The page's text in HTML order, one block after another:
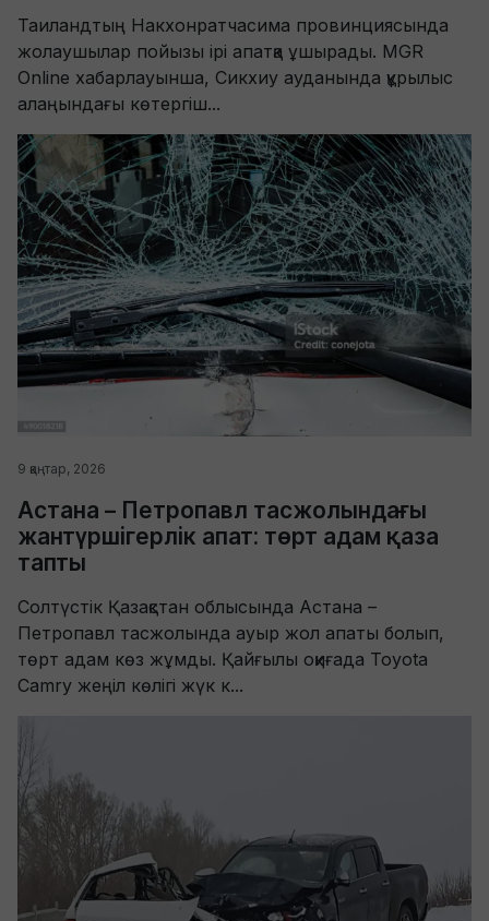
Таиландтың Накхонратчасима провинциясында
жолаушылар пойызы ірі апатқа ұшырады. MGR
Online хабарлауынша, Сикхиу ауданында құрылыс
алаңындағы көтергіш...
9 қаңтар, 2026
Астана – Петропавл тасжолындағы
жантүршігерлік апат: төрт адам қаза
тапты
Солтүстік Қазақстан облысында Астана –
Петропавл тасжолында ауыр жол апаты болып,
төрт адам көз жұмды. Қайғылы оқиғада Toyota
Camry жеңіл көлігі жүк к...